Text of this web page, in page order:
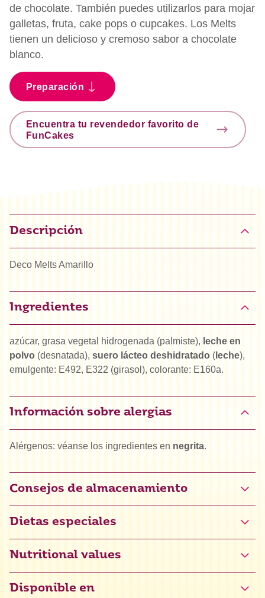
de chocolate. También puedes utilizarlos para mojar
galletas, fruta, cake pops o cupcakes. Los Melts
tienen un delicioso y cremoso sabor a chocolate
blanco.
Preparación
Encuentra tu revendedor favorito de
FunCakes
Descripción
Deco Melts Amarillo
Ingredientes
azúcar, grasa vegetal hidrogenada (palmiste), leche en
polvo (desnatada), suero lácteo deshidratado ( leche),
emulgente: E492, E322 (girasol), colorante: E160a.
Información sobre alergias
Alérgenos: véanse los ingredientes en negrita.
Consejos de almacenamiento
Dietas especiales
Halal
Vega
Nutritional values
Disponible en